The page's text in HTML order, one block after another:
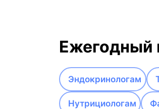
Ежегодный
Эндокринологам
Нутрициологам